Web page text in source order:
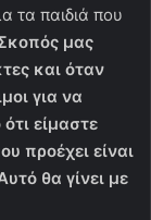
τα παιδιά που
μας
και όταν
για να
είμαστε
προέχει είναι
θα γίνει με